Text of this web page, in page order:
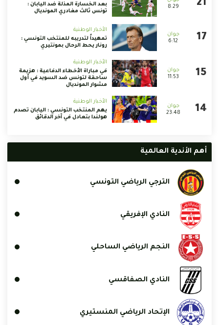
8:29
بعد الخسارة المذلة ضد اليابان :
تونس ثالث مغادري المونديال
6:12
الأخبار الوطنية
تمهيداً لتدريبه للمنتخب التونسي :
رونار يحط الرحال بمونتيري
11:53
الأخبار الوطنية
في مباراة الأخطاء الدفاعية : هزيمة
ساحقة لتونس ضد السويد في أول
مشوار المونديال
23:48
الأخبار الوطنية
يهم المنتخب التونسي : اليابان تصدم
هولندا بتعادل في آخر الدقائق
أهم الأندية العالمية
الترجي الرياضي التونسي
النادي الإفريقي
النجم الرياضي الساحلي
النادي الصفاقسي
الإتحاد الرياضي المنستيري